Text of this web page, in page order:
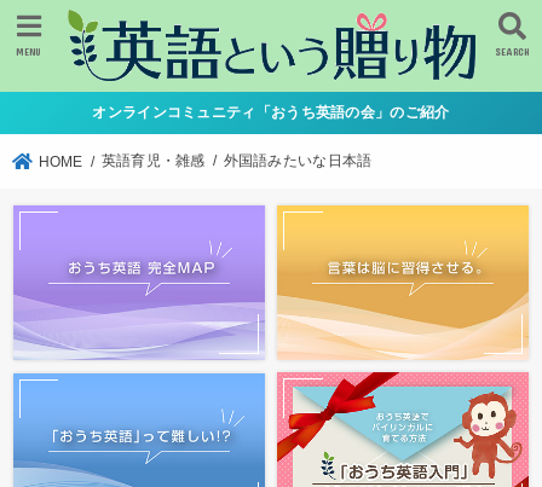
SEARCH
MENU
オンラインコミュニティ「おうち英語の会」のご紹介
HOME 英語育児・雑感 外国語みたいな日本語